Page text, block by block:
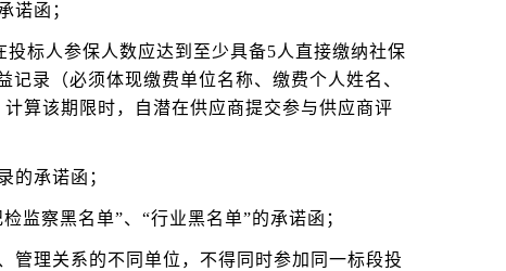
诺函；
标人参保人数应达到至少具备5人直接缴纳社保
录（必须体现缴费单位名称、缴费个人姓名、
算该期限时，自潜在供应商提交参与供应商评
的承诺函；
监察黑名单”、“行业黑名单”的承诺函；
管理关系的不同单位，不得同时参加同一标段投